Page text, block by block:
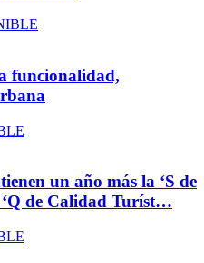
funcionalidad,
un año más la ‘S de
de Calidad Turíst…